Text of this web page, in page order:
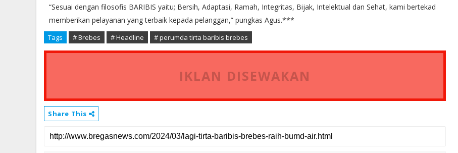
“Sesuai dengan filosofis BARIBIS yaitu; Bersih, Adaptasi, Ramah, Integritas, Bijak, Intelektual dan Sehat, kami bertekad
memberikan pelayanan yang terbaik kepada pelanggan,” pungkas Agus.***
Tags # Brebes # Headline # perumda tirta baribis brebes
IKLAN DISEWAKAN
Share This